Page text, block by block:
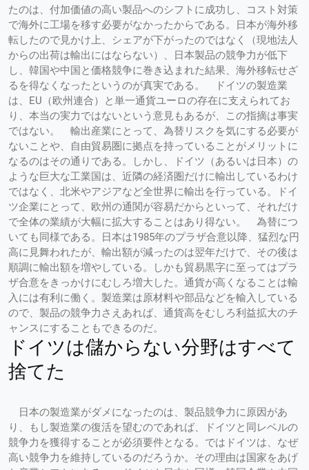
たのは、付加価値の高い製品へのシフトに成功し、コスト対策
で海外に工場を移す必要がなかったからである。日本が海外移
転したので見かけ上、シェアが下がったのではなく（現地法人
からの出荷は輸出にはならない）、日本製品の競争力が低下
し、韓国や中国と価格競争に巻き込まれた結果、海外移転せざ
るを得なくなったというのが真実である。 ドイツの製造業
は、EU（欧州連合）と単一通貨ユーロの存在に支えられてお
り、本当の実力ではないという意見もあるが、この指摘は事実
ではない。 輸出産業にとって、為替リスクを気にする必要が
ないことや、自由貿易圏に拠点を持っていることがメリットに
なるのはその通りである。しかし、ドイツ（あるいは日本）の
ような巨大な工業国は、近隣の経済圏だけに輸出しているわけ
ではなく、北米やアジアなど全世界に輸出を行っている。ドイ
ツ企業にとって、欧州の通関が容易だからといって、それだけ
で全体の業績が大幅に拡大することはあり得ない。 為替につ
いても同様である。日本は1985年のプラザ合意以降、猛烈な円
高に見舞われたが、輸出額が減ったのは翌年だけで、その後は
順調に輸出額を増やしている。しかも貿易黒字に至ってはプラ
ザ合意をきっかけにむしろ増大した。通貨が高くなることは輸
入には有利に働く。製造業は原材料や部品などを輸入している
ので、製品の競争力さえあれば、通貨高をむしろ利益拡大のチ
ャンスにすることもできるのだ。
ドイツは儲からない分野はすべて
捨てた
日本の製造業がダメになったのは、製品競争力に原因があ
り、もし製造業の復活を望むのであれば、ドイツと同レベルの
競争力を獲得することが必須要件となる。ではドイツは、なぜ
高い競争力を維持しているのだろうか。その理由は国家をあげ